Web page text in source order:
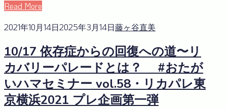
Read More
2021年10月14日2025年3月14日藤ヶ谷直美
10/17 依存症からの回復への道〜リ
カバリーパレードとは？ #おたが
いハマセミナー vol.58・リカパレ東
京横浜2021 プレ企画第一弾